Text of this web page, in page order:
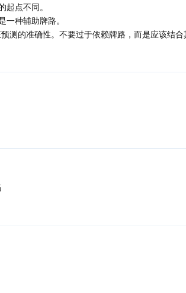
点不同。
种辅助牌路。
测的准确性。不要过于依赖牌路，而是应该结合